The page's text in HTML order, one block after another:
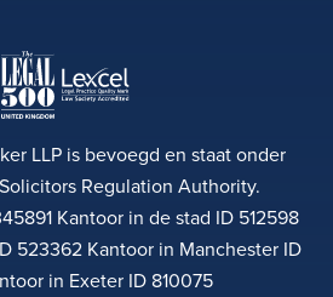
LLP is bevoegd en staat onder
Regulation Authority.
Kantoor in de stad ID 512598
523362 Kantoor in Manchester ID
in Exeter ID 810075